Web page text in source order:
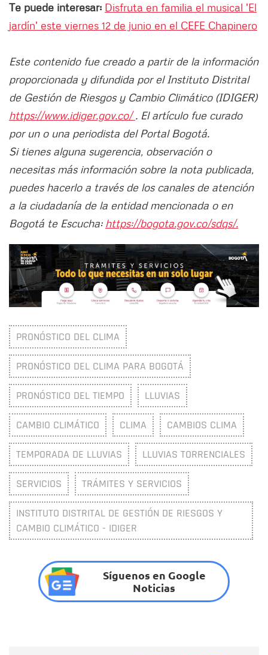
Te puede interesar: Disfruta en familia el musical 'El
jardín' este viernes 12 de junio en el CEFE Chapinero
Este contenido fue creado a partir de la información
proporcionada y difundida por el Instituto Distrital
de Gestión de Riesgos y Cambio Climático (IDIGER)
https://www.idiger.gov.co/. El artículo fue curado
por un o una periodista del Portal Bogotá.
Si tienes alguna sugerencia, observación o
necesitas más información sobre la nota publicada,
puedes hacerlo a través de los canales de atención
a la ciudadanía de la entidad mencionada o en
Bogotá te Escucha: https://bogota.gov.co/sdqs/.
PRONÓSTICO DEL CLIMA
PRONÓSTICO DEL CLIMA PARA BOGOTÁ
PRONÓSTICO DEL TIEMPO LLUVIAS
CAMBIO CLIMÁTICO CLIMA CAMBIOS CLIMA
TEMPORADA DE LLUVIAS LLUVIAS TORRENCIALES
SERVICIOS TRÁMITES Y SERVICIOS
INSTITUTO DISTRITAL DE GESTIÓN DE RIESGOS Y
CAMBIO CLIMÁTICO - IDIGER
Síguenos en Google
Noticias